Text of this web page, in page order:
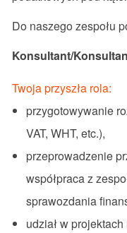
Do naszego zespołu
Konsultant/
Twoja przyszła rola:
przygotowywanie
VAT, WHT, etc.),
przeprowadzenie
współpraca z
sprawozdania
udział w